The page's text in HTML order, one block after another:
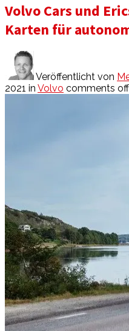
Volvo Cars und
Karten für
Veröffentlicht von
2021 in Volvo comments off